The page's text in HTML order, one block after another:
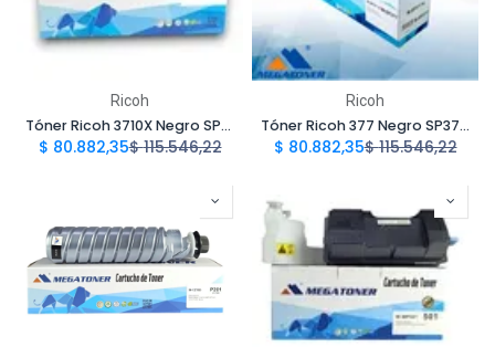
Ricoh
Tóner Ricoh 3710X Negro SP3710X 10k Compatible con Ricoh SP 3710 P311 M320f | Megatoner
$ 80.882,35$115.546,22
Ricoh
Tóner Ricoh 377 Negro SP377 Compatible con Ricoh SP 377 | Megatoner
$ 80.882,35$115.546,22